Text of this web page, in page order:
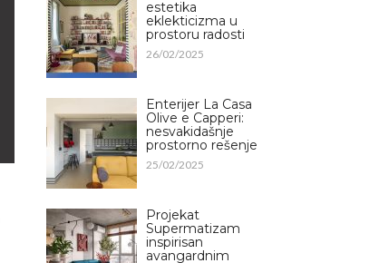
estetika
eklekticizma u
prostoru radosti
26/02/2025
Enterijer La Casa
Olive e Capperi:
nesvakidašnje
prostorno rešenje
25/02/2025
Projekat
Supermatizam
inspirisan
avangardnim